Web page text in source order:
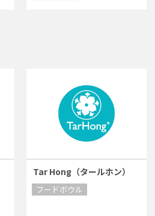
Tar Hong（タールホン）
フードボウル